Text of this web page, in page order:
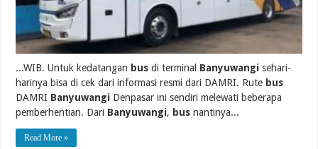
...WIB. Untuk kedatangan bus di terminal Banyuwangi sehari-
harinya bisa di cek dari informasi resmi dari DAMRI. Rute bus
DAMRI Banyuwangi Denpasar ini sendiri melewati beberapa
pemberhentian. Dari Banyuwangi, bus nantinya...
Read More »